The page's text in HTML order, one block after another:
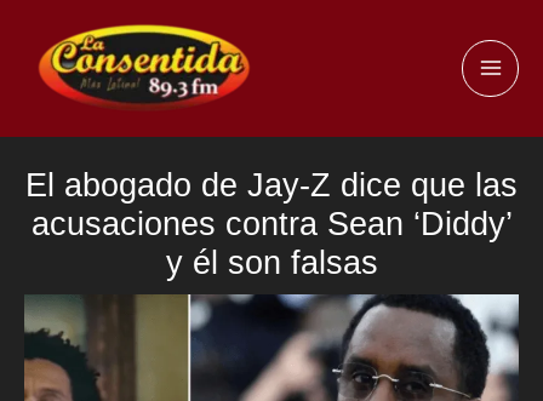
contenido
El abogado de Jay-Z dice que las
acusaciones contra Sean ‘Diddy’
y él son falsas